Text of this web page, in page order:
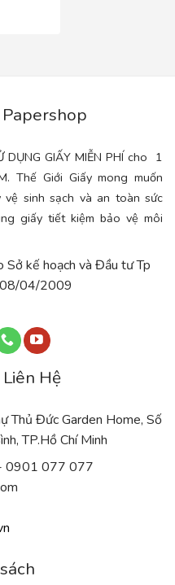
DỤNG GIẤY MIỄN PHÍ cho 1
Thế Giới Giấy mong muốn
vệ sinh sạch và an toàn sức
giấy tiết kiệm bảo vệ môi
kế hoạch và Đầu tư Tp
08/04/2009
Hệ
Thủ Đức Garden Home, Số
TP.Hồ Chí Minh
0901 077 077